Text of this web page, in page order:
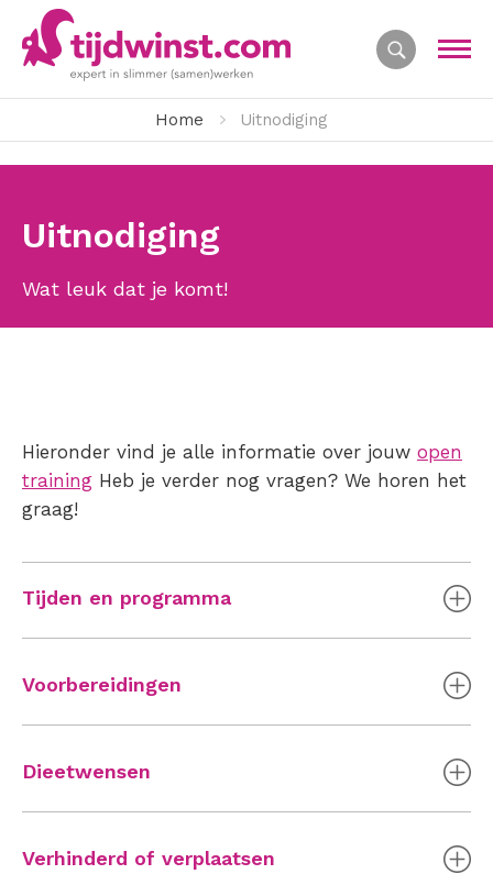
Home Uitnodiging
Uitnodiging
Wat leuk dat je komt!
Hieronder vind je alle informatie over jouw open
training Heb je verder nog vragen? We horen het
graag!
Tijden en programma
Voorbereidingen
Dieetwensen
Verhinderd of verplaatsen